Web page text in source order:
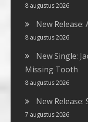
8 augustus 2026
New
8 augustus 2026
New Single:
Missing Tooth
8 augustus 2026
New Release:
7 augustus 2026